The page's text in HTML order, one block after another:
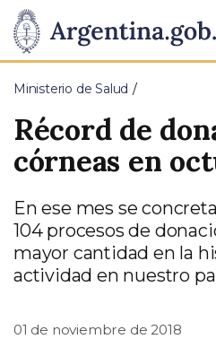
Presidencia
de
la
Nación
Pasar al contenido principal
Ministerio de Salud
Récord de
córneas en
En ese mes se
104 procesos de
mayor cantidad en la
actividad en nuestro
01 de noviembre de 2018